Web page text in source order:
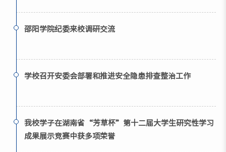
邵阳学院纪委来校调研交流
学校召开安委会部署和推进安全隐患排查整治工作
我校学子在湖南省“芳草杯”第十二届大学生研究性学习
成果展示竞赛中获多项荣誉